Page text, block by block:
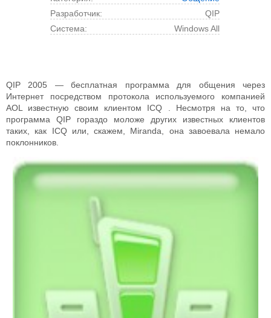
Разработчик:
QIP
Cистема:
Windows All
QIP 2005 — бесплатная программа для общения через
Интернет посредством протокола используемого компанией
AOL известную своим клиентом ICQ . Несмотря на то, что
программа QIP гораздо моложе других известных клиентов
таких, как ICQ или, скажем, Miranda, она завоевала немало
поклонников.